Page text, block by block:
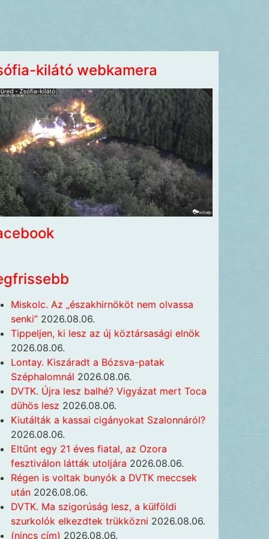
kilátó webkamera
Miskolc. Az „északhirnököt nem olvassa
senki” 2026.08.06.
Tippeljen, ki lesz az új köztársasági elnök
2026.08.06.
Lontay. Kiszáradt a Bózsva-patak
Széphalomnál 2026.08.06.
DVTK. Újra lesz balhé? Vigyázat mert Toca
dühös lesz 2026.08.06.
Kiutálták a kassai cigányokat Szalonnáról?
2026.08.06.
Eltűnt egy 21 éves fiatal, az Ozora
fesztiválon látták utoljára 2026.08.06.
Régen is voltak bunyók a DVTK meccsek
után 2026.08.06.
DVTK. Ma szigorúság lesz, a külföldi
szurkolók elkezdtek trükközni 2026.08.06.
(nincs cím) 2026.08.06.